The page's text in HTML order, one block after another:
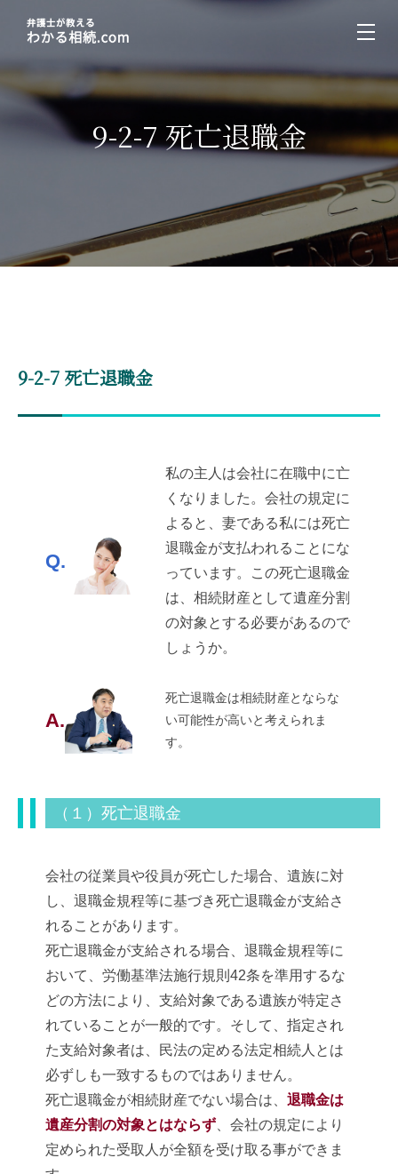
9-2-7 死亡退職金
9-2-7 死亡退職金
Q.
私の主人は会社に在職中に亡
くなりました。会社の規定に
よると、妻である私には死亡
退職金が支払われることにな
っています。この死亡退職金
は、相続財産として遺産分割
の対象とする必要があるので
しょうか。
A.
死亡退職金は相続財産とならな
い可能性が高いと考えられま
す。
（１）死亡退職金
会社の従業員や役員が死亡した場合、遺族に対
し、退職金規程等に基づき死亡退職金が支給さ
れることがあります。
死亡退職金が支給される場合、退職金規程等に
おいて、労働基準法施行規則42条を準用するな
どの方法により、支給対象である遺族が特定さ
れていることが一般的です。そして、指定され
た支給対象者は、民法の定める法定相続人とは
必ずしも一致するものではありません。
死亡退職金が相続財産でない場合は、 退職金は
遺産分割の対象とはならず、会社の規定により
定められた受取人が全額を受け取る事ができま